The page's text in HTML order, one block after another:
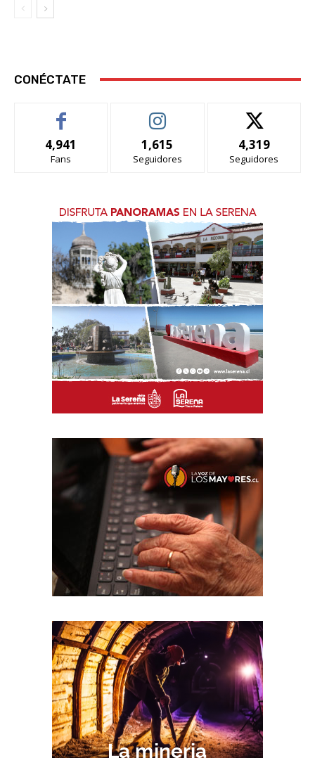
CONÉCTATE
4,941
Fans
1,615
Seguidores
4,319
Seguidores